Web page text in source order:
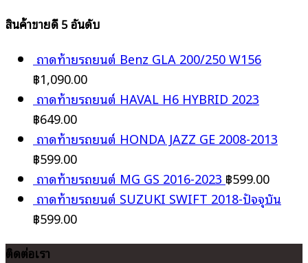
สินค้าขายดี 5 อันดับ
ถาดท้ายรถยนต์ Benz GLA 200/250 W156
฿1,090.00
ถาดท้ายรถยนต์ HAVAL H6 HYBRID 2023
฿649.00
ถาดท้ายรถยนต์ HONDA JAZZ GE 2008-2013
฿599.00
ถาดท้ายรถยนต์ MG GS 2016-2023 ฿599.00
ถาดท้ายรถยนต์ SUZUKI SWIFT 2018-ปัจจุบัน
฿599.00
ติดต่อเรา